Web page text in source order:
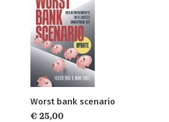
Worst bank scenario
€ 25,00